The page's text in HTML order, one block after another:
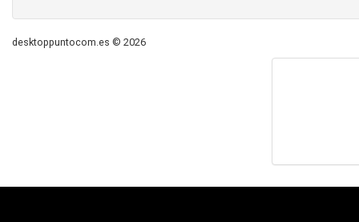
desktoppuntocom.es © 2026